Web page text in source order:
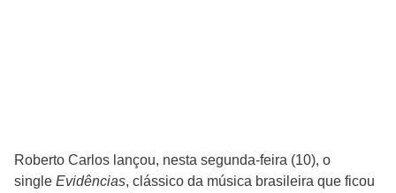
Roberto Carlos lançou, nesta segunda-feira (10), o
single Evidências, clássico da música brasileira que ficou